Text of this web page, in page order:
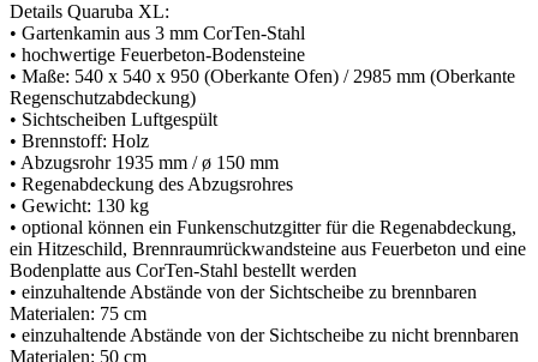
Details Quaruba XL:
• Gartenkamin aus 3 mm CorTen-Stahl
• hochwertige Feuerbeton-Bodensteine
• Maße: 540 x 540 x 950 (Oberkante Ofen) / 2985 mm (Oberkante
Regenschutzabdeckung)
• Sichtscheiben Luftgespült
• Brennstoff: Holz
• Abzugsrohr 1935 mm / ø 150 mm
• Regenabdeckung des Abzugsrohres
• Gewicht: 130 kg
• optional können ein Funkenschutzgitter für die Regenabdeckung,
ein Hitzeschild, Brennraumrückwandsteine aus Feuerbeton und eine
Bodenplatte aus CorTen-Stahl bestellt werden
• einzuhaltende Abstände von der Sichtscheibe zu brennbaren
Materialen: 75 cm
• einzuhaltende Abstände von der Sichtscheibe zu nicht brennbaren
Materialen: 50 cm